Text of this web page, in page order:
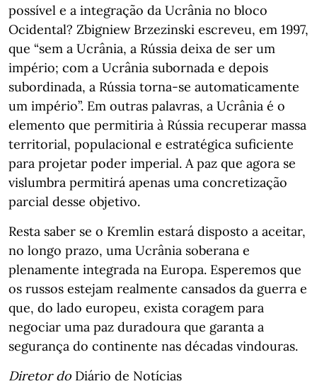
possível e a integração da Ucrânia no bloco
Ocidental? Zbigniew Brzezinski escreveu, em 1997,
que “sem a Ucrânia, a Rússia deixa de ser um
império; com a Ucrânia subornada e depois
subordinada, a Rússia torna-se automaticamente
um império”. Em outras palavras, a Ucrânia é o
elemento que permitiria à Rússia recuperar massa
territorial, populacional e estratégica suficiente
para projetar poder imperial. A paz que agora se
vislumbra permitirá apenas uma concretização
parcial desse objetivo.
Resta saber se o Kremlin estará disposto a aceitar,
no longo prazo, uma Ucrânia soberana e
plenamente integrada na Europa. Esperemos que
os russos estejam realmente cansados da guerra e
que, do lado europeu, exista coragem para
negociar uma paz duradoura que garanta a
segurança do continente nas décadas vindouras.
Diretor do Diário de Notícias